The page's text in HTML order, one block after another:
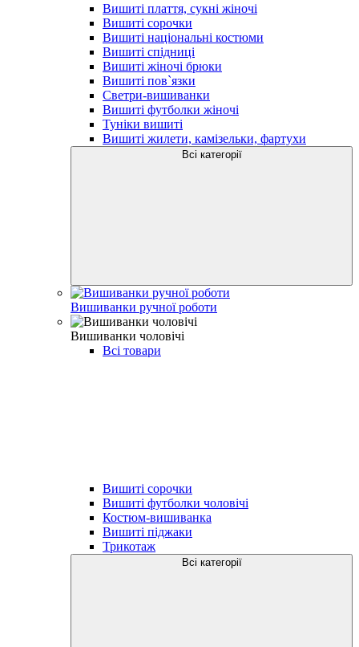
Вишиті плаття, сукні жіночі
Вишиті сорочки
Вишиті національні костюми
Вишиті спідниці
Вишиті жіночі брюки
Вишиті пов`язки
Светри-вишиванки
Вишиті футболки жіночі
Туніки вишиті
Вишиті жилети, камізельки, фартухи
Всі категорії
Вишиванки ручної роботи
Вишиванки чоловічі
Всі товари
Вишиті сорочки
Вишиті футболки чоловічі
Костюм-вишиванка
Вишиті піджаки
Трикотаж
Всі категорії